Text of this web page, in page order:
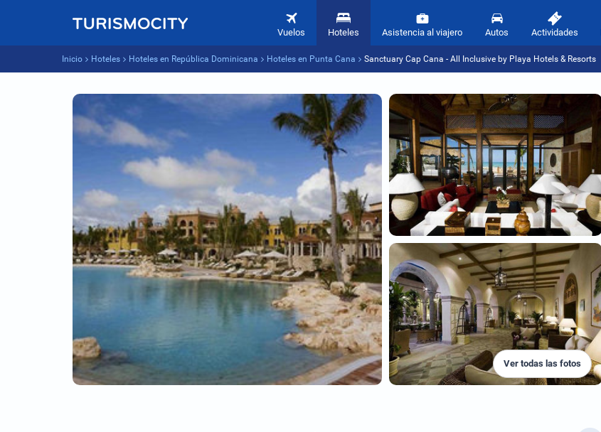
Vuelos Hoteles Asistencia al viajero Autos Actividades
Inicio Hoteles Hoteles en República Dominicana Hoteles en Punta Cana Sanctuary Cap Cana - All Inclusive by Playa Hotels & Resorts
Ver todas las fotos